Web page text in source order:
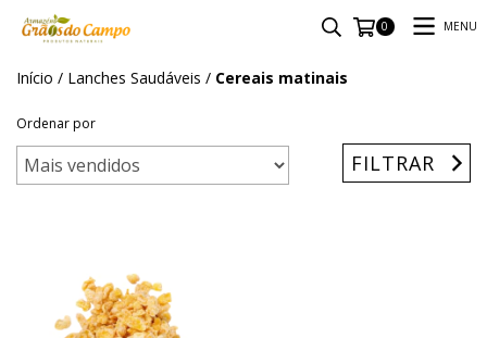
0 MENU
Início / Lanches Saudáveis / Cereais matinais
Ordenar por
FILTRAR